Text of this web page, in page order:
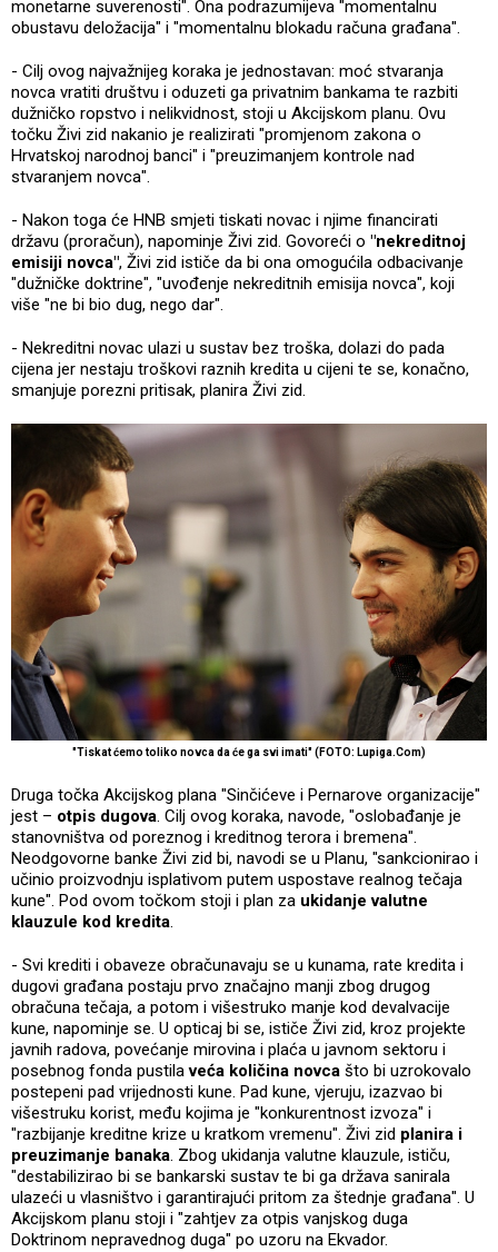
monetarne suverenosti". Ona podrazumijeva "momentalnu
obustavu deložacija" i "momentalnu blokadu računa građana".
- Cilj ovog najvažnijeg koraka je jednostavan: moć stvaranja
novca vratiti društvu i oduzeti ga privatnim bankama te razbiti
dužničko ropstvo i nelikvidnost, stoji u Akcijskom planu. Ovu
točku Živi zid nakanio je realizirati "promjenom zakona o
Hrvatskoj narodnoj banci" i "preuzimanjem kontrole nad
stvaranjem novca".
- Nakon toga će HNB smjeti tiskati novac i njime financirati
državu (proračun), napominje Živi zid. Govoreći o "nekreditnoj
emisiji novca", Živi zid ističe da bi ona omogućila odbacivanje
"dužničke doktrine", "uvođenje nekreditnih emisija novca", koji
više "ne bi bio dug, nego dar".
- Nekreditni novac ulazi u sustav bez troška, dolazi do pada
cijena jer nestaju troškovi raznih kredita u cijeni te se, konačno,
smanjuje porezni pritisak, planira Živi zid.
"Tiskat ćemo toliko novca da će ga svi imati" (FOTO: Lupiga.Com)
Druga točka Akcijskog plana "Sinčićeve i Pernarove organizacije"
jest – otpis dugova. Cilj ovog koraka, navode, "oslobađanje je
stanovništva od poreznog i kreditnog terora i bremena".
Neodgovorne banke Živi zid bi, navodi se u Planu, "sankcionirao i
učinio proizvodnju isplativom putem uspostave realnog tečaja
kune". Pod ovom točkom stoji i plan za ukidanje valutne
klauzule kod kredita.
- Svi krediti i obaveze obračunavaju se u kunama, rate kredita i
dugovi građana postaju prvo značajno manji zbog drugog
obračuna tečaja, a potom i višestruko manje kod devalvacije
kune, napominje se. U opticaj bi se, ističe Živi zid, kroz projekte
javnih radova, povećanje mirovina i plaća u javnom sektoru i
posebnog fonda pustilaveća količina novca što bi uzrokovalo
postepeni pad vrijednosti kune. Pad kune, vjeruju, izazvao bi
višestruku korist, među kojima je "konkurentnost izvoza" i
"razbijanje kreditne krize u kratkom vremenu". Živi zid planira i
preuzimanje banaka. Zbog ukidanja valutne klauzule, ističu,
"destabilizirao bi se bankarski sustav te bi ga država sanirala
ulazeći u vlasništvo i garantirajući pritom za štednje građana". U
Akcijskom planu stoji i "zahtjev za otpis vanjskog duga
Doktrinom nepravednog duga" po uzoru na Ekvador.